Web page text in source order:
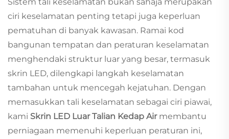
ciri keselamatan penting tetapi juga keperluan
pematuhan di banyak kawasan. Ramai kod
bangunan tempatan dan peraturan keselamatan
menghendaki struktur luar yang besar, termasuk
skrin LED, dilengkapi langkah keselamatan
tambahan untuk mencegah kejatuhan. Dengan
memasukkan tali keselamatan sebagai ciri piawai,
kami Skrin LED Luar Talian Kedap Air membantu
perniagaan memenuhi keperluan peraturan ini,